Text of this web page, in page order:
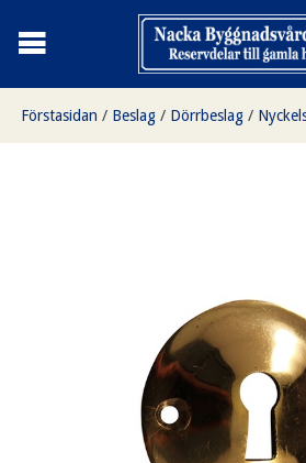
Förstasidan / Beslag / Dörrbeslag /